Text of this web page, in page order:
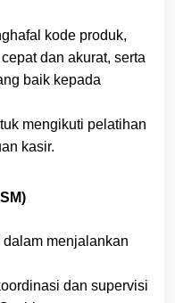
kode produk,
dan akurat, serta
baik kepada
mengikuti pelatihan
kasir.
dalam menjalankan
dan supervisi